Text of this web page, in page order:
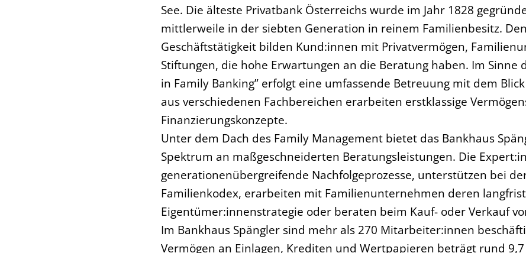
See. Die älteste Privatbank Österreichs wurde im Jahr 1828
mittlerweile in der siebten Generation in reinem Familienbesitz.
Geschäftstätigkeit bilden Kund:innen mit Privatvermögen,
Stiftungen, die hohe Erwartungen an die Beratung haben. Im Sinne
in Family Banking” erfolgt eine umfassende Betreuung mit dem
aus verschiedenen Fachbereichen erarbeiten erstklassige
Finanzierungskonzepte.
Unter dem Dach des Family Management bietet das Bankhaus
Spektrum an maßgeschneiderten Beratungsleistungen. Die
generationenübergreifende Nachfolgeprozesse, unterstützen bei
Familienkodex, erarbeiten mit Familienunternehmen deren
Eigentümer:innenstrategie oder beraten beim Kauf- oder Verkauf
Im Bankhaus Spängler sind mehr als 270 Mitarbeiter:innen
Vermögen an Einlagen, Krediten und Wertpapieren beträgt rund